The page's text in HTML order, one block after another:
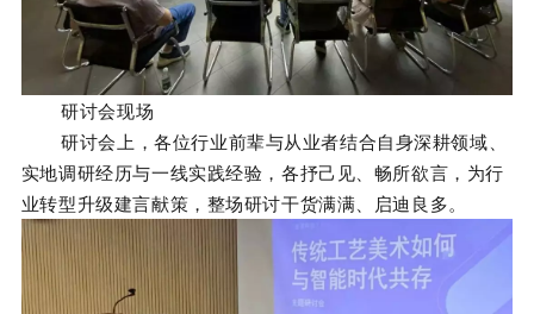
研讨会现场
研讨会上，各位行业前辈与从业者结合自身深耕领域、
实地调研经历与一线实践经验，各抒己见、畅所欲言，为行
业转型升级建言献策，整场研讨干货满满、启迪良多。